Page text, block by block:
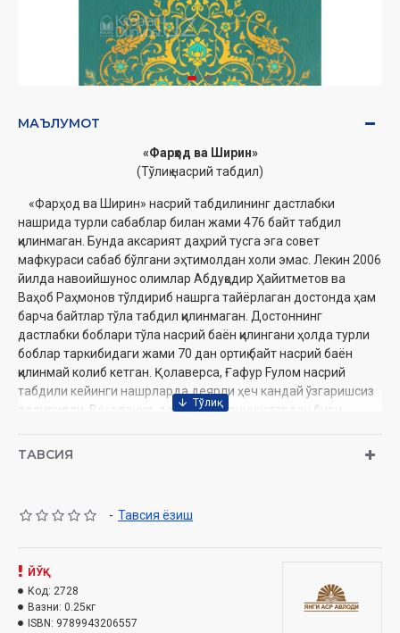
МАЪЛУМОТ
«Фарҳод ва Ширин»
(Тўлиқ насрий табдил)
«Фарҳод ва Ширин» насрий табдилининг дастлабки
нашрида турли сабаблар билан жами 476 байт табдил
қилинмаган. Бунда аксарият даҳрий тусга эга совет
мафкураси сабаб бўлгани эҳтимолдан холи эмас. Лекин 2006
йилда навоийшунос олимлар Абдуқодир Ҳайитметов ва
Ваҳоб Раҳмонов тўлдириб нашрга тайёрлаган достонда ҳам
барча байтлар тўла табдил қилинмаган. Достоннинг
дастлабки боблари тўла насрий баён қилингани ҳолда турли
боблар таркибидаги жами 70 дан ортиқ байт насрий баён
қилинмай колиб кетган. Қолаверса, Ғафур Fулом насрий
табдили кейинги нашрларда деярли ҳеч кандай ўзгаришсиз
қолдирилди. Ваҳоланки, дастлабки уринишлардан бири
бугунги кун талабларига жавоб бера олмайди.
тажрибаларидан келиб чиқилди.
оширилаётган ишларга салмоқли ҳисса бўлиб қўшилади. Умид
қиламизки, ушбу табдил адабий жамоатчилик ва китобхонлар
томонидан илиқ кутиб олинади.
ТАВСИЯ
- Тавсия ёзиш
ЙЎҚ
Код: 2728
Вазни: 0.25кг
ISBN: 9789943206557